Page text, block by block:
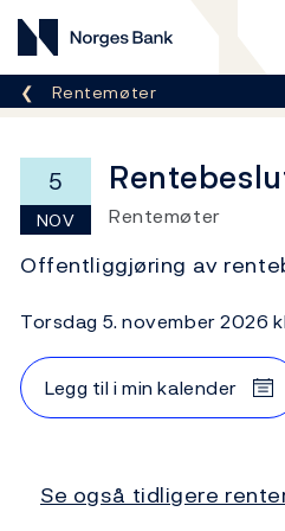
Norges Bank
Her er du nå:
Rentemøter
5
NOV Rentemøter
Offentliggjøring av
torsdag 5. november 2026
Legg til i min kalender
Se også tidligere